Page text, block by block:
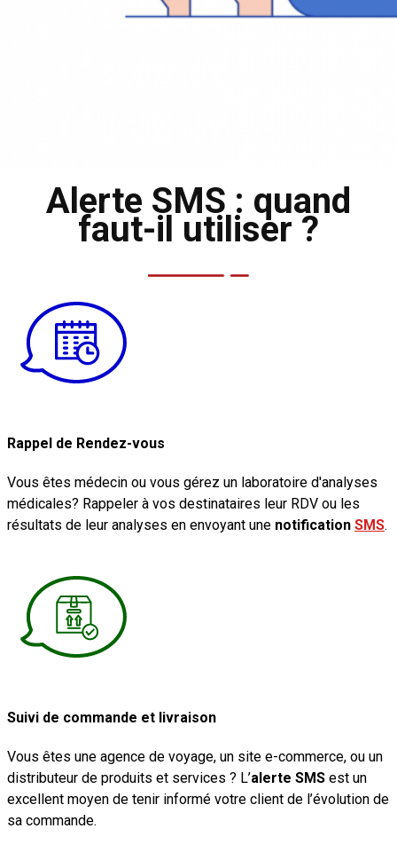
Alerte SMS : quand
faut-il utiliser ?
Rappel de Rendez-vous
Vous êtes médecin ou vous gérez un laboratoire d'analyses
médicales? Rappeler à vos destinataires leur RDV ou les
résultats de leur analyses en envoyant une notification SMS.
Suivi de commande et livraison
Vous êtes une agence de voyage, un site e-commerce, ou un
distributeur de produits et services ? L’alerte SMS est un
excellent moyen de tenir informé votre client de l’évolution de
sa commande.